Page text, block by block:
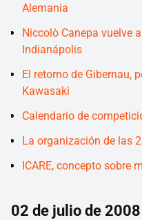
Alemania
Niccolò Canepa vuelve
Indianápolis
El retorno de Gibernau,
Kawasaki
Calendario de
La organización de las
ICARE, concepto sobre
02 de julio de 2008